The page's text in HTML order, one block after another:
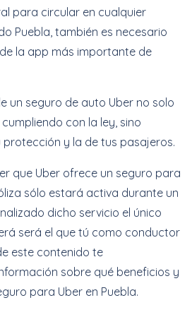
para circular en cualquier
Puebla, también es necesario
la app más importante de
un seguro de auto Uber no solo
con la ley, sino
y la de tus pasajeros.
que Uber ofrece un seguro para
sólo estará activa durante un
dicho servicio el único
será el que tú como conductor
este contenido te
sobre qué beneficios y
para Uber en Puebla.